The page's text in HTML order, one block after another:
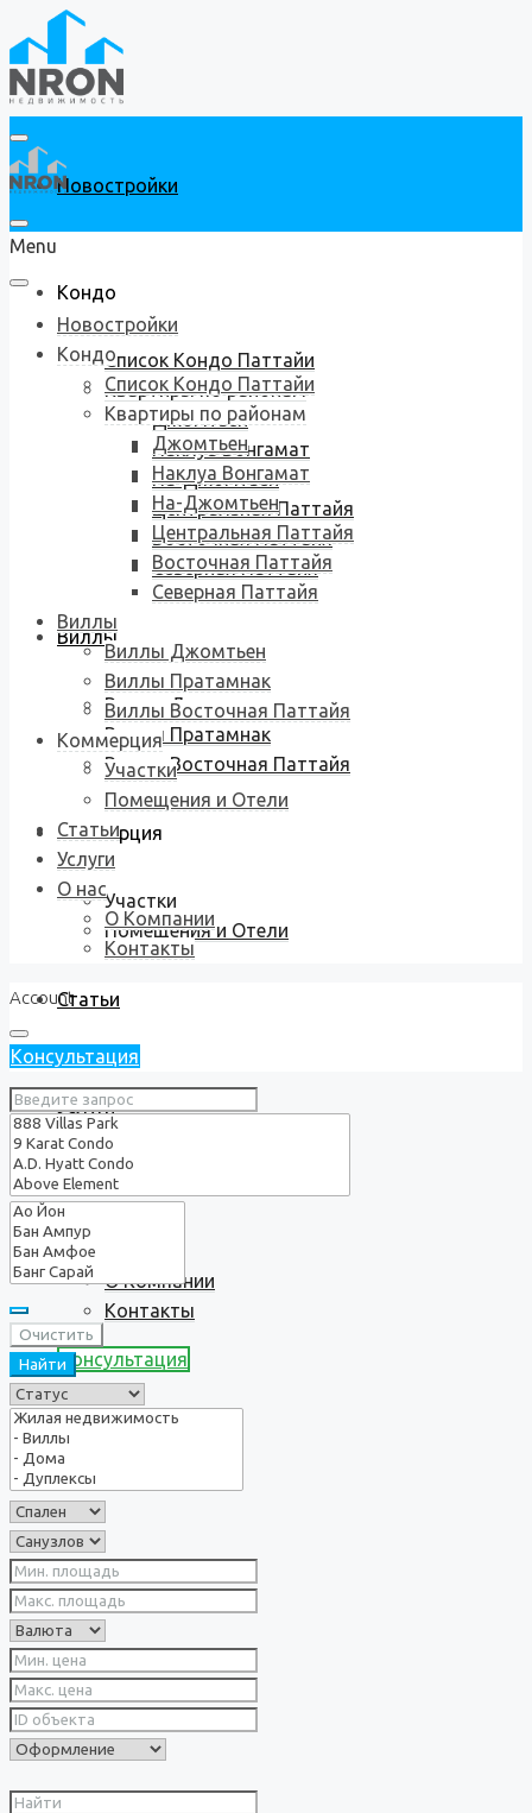
Новостройки
Кондо
Список Кондо Паттайи
Квартиры по районам
Джомтьен
Наклуа Вонгамат
На-Джомтьен
Центральная Паттайя
Восточная Паттайя
Северная Паттайя
Виллы
Виллы Джомтьен
Виллы Пратамнак
Виллы Восточная Паттайя
Коммерция
Участки
Помещения и Отели
Статьи
Услуги
О нас
О Компании
Контакты
Консультация
Menu
Новостройки
Кондо
Список Кондо Паттайи
Квартиры по районам
Джомтьен
Наклуа Вонгамат
На-Джомтьен
Центральная Паттайя
Восточная Паттайя
Северная Паттайя
Виллы
Виллы Джомтьен
Виллы Пратамнак
Виллы Восточная Паттайя
Коммерция
Участки
Помещения и Отели
Статьи
Услуги
О нас
О Компании
Контакты
Account
Консультация
Очистить
Найти